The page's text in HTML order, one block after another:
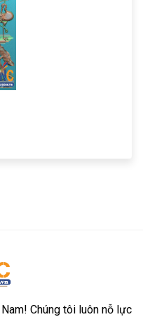
Chúng tôi luôn nỗ lực